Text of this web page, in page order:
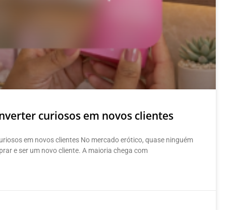
curiosos em novos clientes
em novos clientes No mercado erótico, quase ninguém
e ser um novo cliente. A maioria chega com